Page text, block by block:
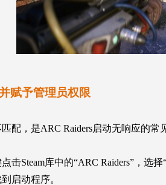
赋予管理员权限
配，是ARC Raiders启动无响应的常
击Steam库中的“ARC Raiders”，选择
启动程序。